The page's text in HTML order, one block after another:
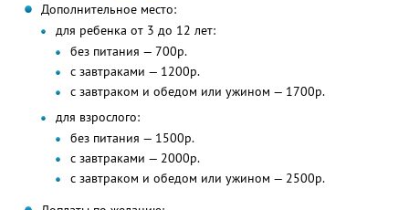
Дополнительное место:
для ребенка от 3 до 12 лет:
без питания — 700р.
с завтраками — 1200р.
с завтраком и обедом или ужином — 1700р.
для взрослого:
без питания — 1500р.
с завтраками — 2000р.
с завтраком и обедом или ужином — 2500р.